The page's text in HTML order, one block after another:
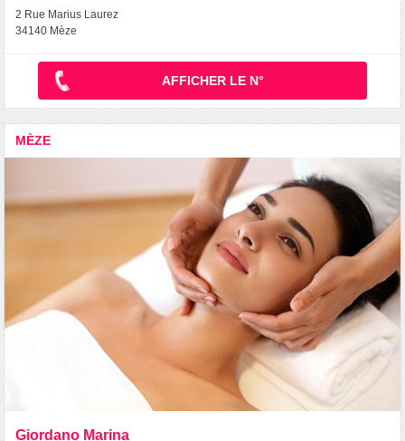
2 Rue Marius Laurez
34140 Mèze
AFFICHER LE N°
MÈZE
Giordano Marina